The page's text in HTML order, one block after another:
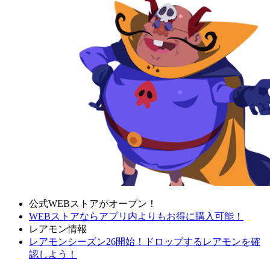
公式WEBストアがオープン！
WEBストアならアプリ内よりもお得に購入可能！
レアモン情報
レアモンシーズン26開始！ドロップするレアモンを確
認しよう！